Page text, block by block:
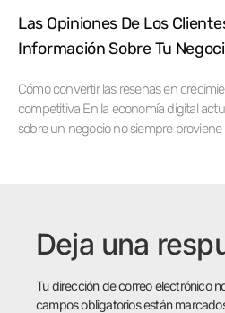
Las Opiniones De Los
Información Sobre Tu
Cómo convertir las reseñas en
competitiva En la economía digital
sobre un negocio no siempre proviene
Deja una
Tu dirección de correo electrónico
campos obligatorios están